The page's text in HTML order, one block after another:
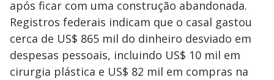
após ficar com uma construção abandonada.
Registros federais indicam que o casal gastou
cerca de US$ 865 mil do dinheiro desviado em
despesas pessoais, incluindo US$ 10 mil em
cirurgia plástica e US$ 82 mil em compras na